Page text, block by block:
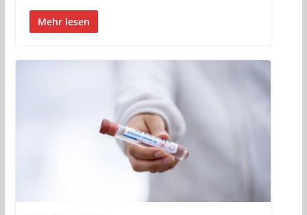
Mehr lesen